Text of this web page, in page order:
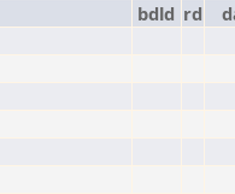
bdld rd